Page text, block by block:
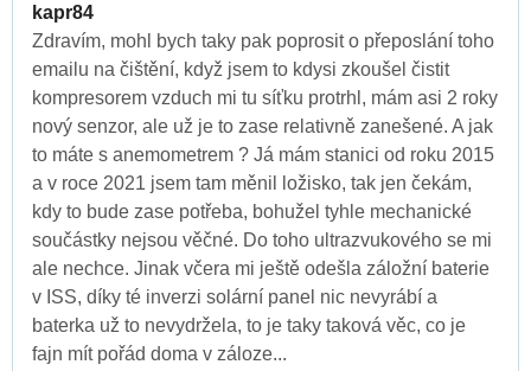
kapr84
Zdravím, mohl bych taky pak poprosit o přeposlání toho
emailu na čištění, když jsem to kdysi zkoušel čistit
kompresorem vzduch mi tu síťku protrhl, mám asi 2 roky
nový senzor, ale už je to zase relativně zanešené. A jak
to máte s anemometrem ? Já mám stanici od roku 2015
a v roce 2021 jsem tam měnil ložisko, tak jen čekám,
kdy to bude zase potřeba, bohužel tyhle mechanické
součástky nejsou věčné. Do toho ultrazvukového se mi
ale nechce. Jinak včera mi ještě odešla záložní baterie
v ISS, díky té inverzi solární panel nic nevyrábí a
baterka už to nevydržela, to je taky taková věc, co je
fajn mít pořád doma v záloze...